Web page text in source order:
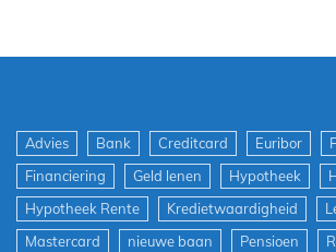
Advies Bank Creditcard Euribor
Financiering
Geld lenen Hypotheek
Hypotheek Rente
Kredietwaardigheid
Mastercard
nieuwe baan Pensioen